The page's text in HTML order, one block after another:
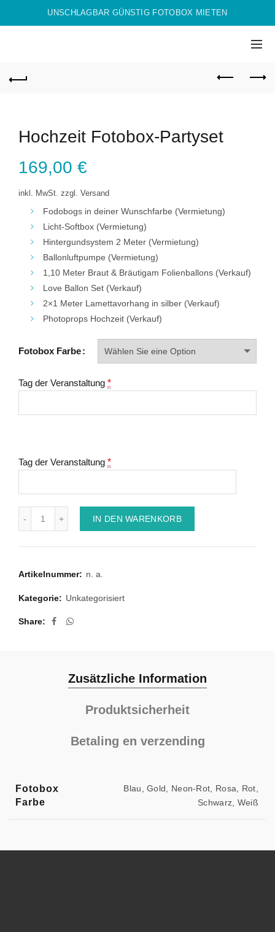
UNSCHLAGBAR GÜNSTIG FOTOBOX MIETEN
Hochzeit Fotobox-Partyset
169,00 €
inkl. MwSt. zzgl. Versand
Fodobogs in deiner Wunschfarbe (Vermietung)
Licht-Softbox (Vermietung)
Hintergundsystem 2 Meter (Vermietung)
Ballonluftpumpe (Vermietung)
1,10 Meter Braut & Bräutigam Folienballons (Verkauf)
Love Ballon Set (Verkauf)
2×1 Meter Lamettavorhang in silber (Verkauf)
Photoprops Hochzeit (Verkauf)
Fotobox Farbe
Tag der Veranstaltung *
Tag der Veranstaltung *
IN DEN WARENKORB
Artikelnummer: n. a.
Kategorie: Unkategorisiert
Share
Zusätzliche Information
Produktsicherheit
Betaling en verzending
Fotobox
Farbe
Blau, Gold, Neon-Rot, Rosa, Rot,
Schwarz, Weiß